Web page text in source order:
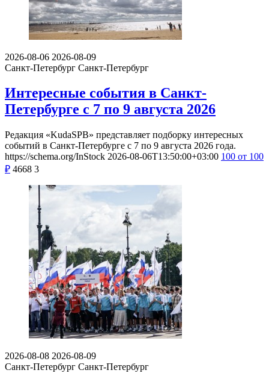
2026-08-06 2026-08-09
Санкт-Петербург Санкт-Петербург
Интересные события в Санкт-
Петербурге с 7 по 9 августа 2026
Редакция «KudaSPB» представляет подборку интересных
событий в Санкт-Петербурге с 7 по 9 августа 2026 года.
https://schema.org/InStock 2026-08-06T13:50:00+03:00 100 от 100
₽ 4668 3
2026-08-08 2026-08-09
Санкт-Петербург Санкт-Петербург